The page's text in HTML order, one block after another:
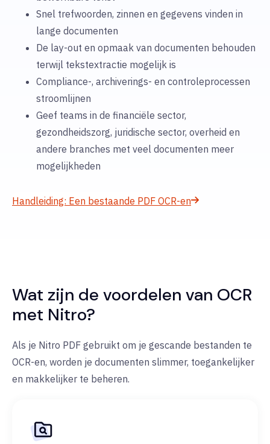
Snel trefwoorden, zinnen en gegevens vinden in
lange documenten
De lay-out en opmaak van documenten behouden
terwijl tekstextractie mogelijk is
Compliance-, archiverings- en controleprocessen
stroomlijnen
Geef teams in de financiële sector,
gezondheidszorg, juridische sector, overheid en
andere branches met veel documenten meer
mogelijkheden
Handleiding: Een bestaande PDF OCR-en
Wat zijn de voordelen van OCR
met Nitro?
Als je Nitro PDF gebruikt om je gescande bestanden te
OCR-en, worden je documenten slimmer, toegankelijker
en makkelijker te beheren.